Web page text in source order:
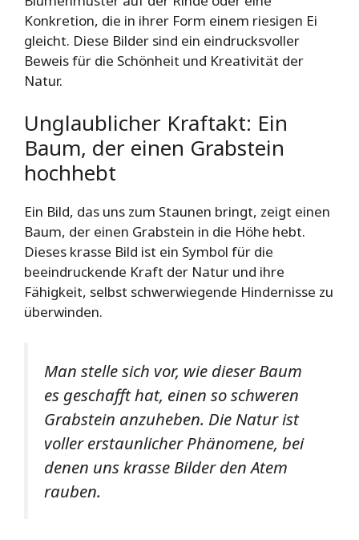
Konkretion, die in ihrer Form einem riesigen Ei
gleicht. Diese Bilder sind ein eindrucksvoller
Beweis für die Schönheit und Kreativität der
Natur.
Unglaublicher Kraftakt: Ein
Baum, der einen Grabstein
hochhebt
Ein Bild, das uns zum Staunen bringt, zeigt einen
Baum, der einen Grabstein in die Höhe hebt.
Dieses krasse Bild ist ein Symbol für die
beeindruckende Kraft der Natur und ihre
Fähigkeit, selbst schwerwiegende Hindernisse zu
überwinden.
Man stelle sich vor, wie dieser Baum
es geschafft hat, einen so schweren
Grabstein anzuheben. Die Natur ist
voller erstaunlicher Phänomene, bei
denen uns krasse Bilder den Atem
rauben.